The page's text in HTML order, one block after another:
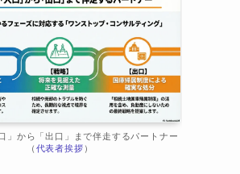
」から「出口」まで伴走するパートナー
（代表者挨拶）